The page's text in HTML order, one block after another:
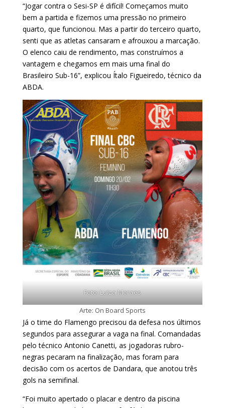
“Jogar contra o Sesi-SP é difícil! Começamos muito
bem a partida e fizemos uma pressão no primeiro
quarto, que funcionou. Mas a partir do terceiro quarto,
senti que as atletas cansaram e afrouxou a marcação.
O elenco caiu de rendimento, mas construímos a
vantagem e chegamos em mais uma final do
Brasileiro Sub-16”, explicou Ítalo Figueiredo, técnico da
ABDA.
Foto: Luiza Moraes
Arte: On Board Sports
Já o time do Flamengo precisou da defesa nos últimos
segundos para assegurar a vaga na final. Comandadas
pelo técnico Antonio Canetti, as jogadoras rubro-
negras pecaram na finalização, mas foram para
decisão com os acertos de Dandara, que anotou três
gols na semifinal.
“Foi muito apertado o placar e dentro da piscina